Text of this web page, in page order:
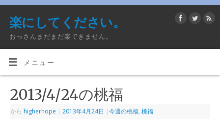
楽にしてください。
おっさんまだまだ楽できません。
メニュー
2013/4/24の桃福
から higherhope | 2013年4月24日 |今週の桃福,桃福